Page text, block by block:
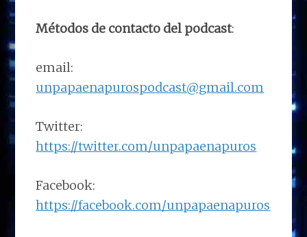
Métodos de contacto del podcast:
email:
unpapaenapurospodcast@gmail.com
Twitter:
https://twitter.com/unpapaenapuros
Facebook:
https://facebook.com/unpapaenapuros